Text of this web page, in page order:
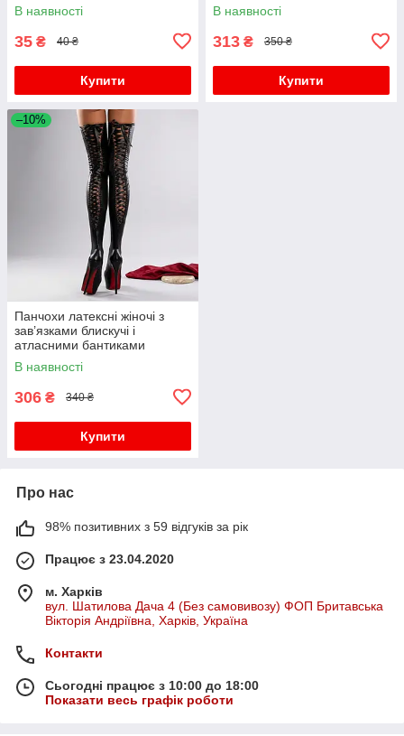
В наявності
35 ₴ 40 ₴
Купити
В наявності
313 ₴ 350 ₴
Купити
–10%
Панчохи латексні жіночі з
зав’язками блискучі і
атласними бантиками
S/M/L/XL (2,3,4) Чорні
В наявності
306 ₴ 340 ₴
Купити
Про нас
98% позитивних з 59 відгуків за рік
Працює з 23.04.2020
м. Харків
вул. Шатилова Дача 4 (Без самовивозу) ФОП Бритавська
Вікторія Андріївна, Харків, Україна
Контакти
Сьогодні працює з 10:00 до 18:00
Показати весь графік роботи